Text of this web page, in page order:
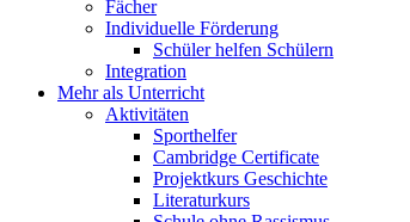
Fächer
Individuelle Förderung
Schüler helfen Schülern
Integration
Mehr als Unterricht
Aktivitäten
Sporthelfer
Cambridge Certificate
Projektkurs Geschichte
Literaturkurs